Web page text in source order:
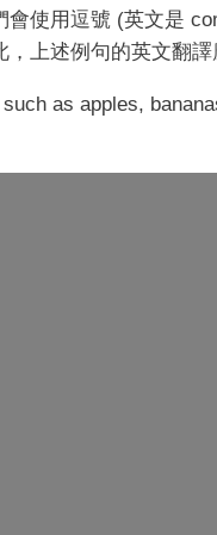
會使用逗號 (英文是
，上述例句的英文翻譯
as apples,